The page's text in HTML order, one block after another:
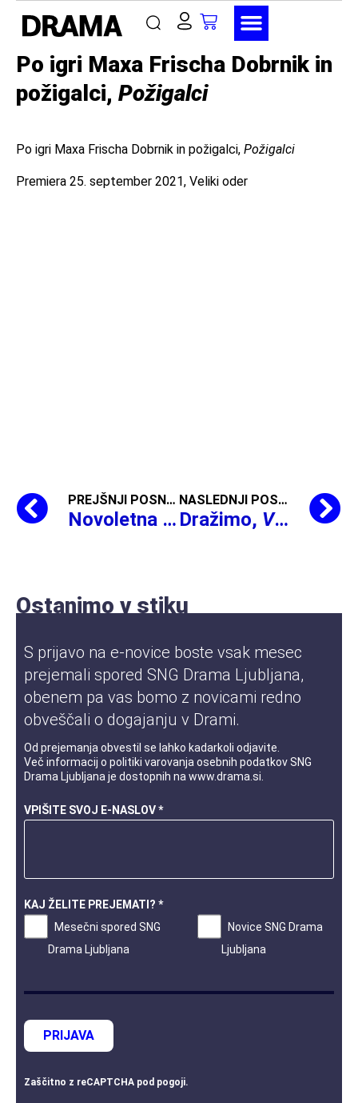
Po igri Maxa Frischa Dobrnik in
požigalci, Požigalci
Po igri Maxa Frischa Dobrnik in požigalci, Požigalci
Premiera 25. september 2021, Veliki oder
PREJŠNJI POSNETEK
Novoletna voščilnica SNG Drama Ljubljana: Srečno 2022!
NASLEDNJI POSNETEK
Dražimo, Vse OK
Ostanimo v stiku
S prijavo na e-novice boste vsak mesec
prejemali spored SNG Drama Ljubljana,
obenem pa vas bomo z novicami redno
obveščali o dogajanju v Drami.
Od prejemanja obvestil se lahko kadarkoli odjavite.
Več informacij o politiki varovanja osebnih podatkovSNG
Drama Ljubljana je dostopnih na www.drama.si
VPIŠITE SVOJ E-NASLOV *
KAJ ŽELITE PREJEMATI? *
Mesečni spored SNG
Drama Ljubljana
Novice SNG Drama
Ljubljana
PRIJAVA
Zaščitno z reCAPTCHA pod pogoji.